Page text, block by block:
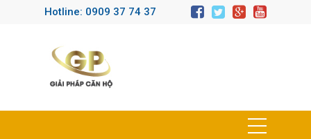
Hotline: 0909 37 74 37